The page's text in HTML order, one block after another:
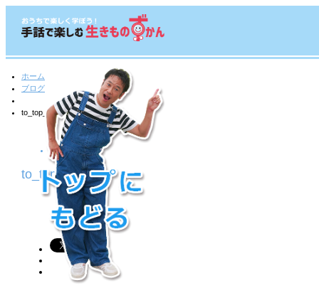
ホーム
ブログ
to_top_toda3
2020.09.20
to_top_toda3